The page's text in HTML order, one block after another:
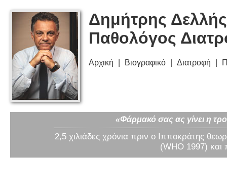
Δημήτρης
Παθολόγος
Αρχική Βιογραφικό Διατροφή
«Φάρμακό σας ας γίνει η
2,5 χιλιάδες χρόνια πριν ο Ιπποκράτης
(WHO 1997) και